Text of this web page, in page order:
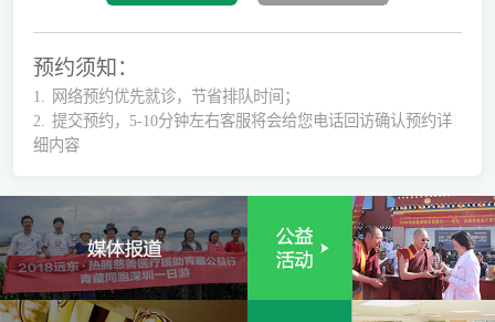
预约须知：
1.
网络预约优先就诊，节省排队时间；
2.
提交预约，5-10分钟左右客服将会给您电话回访确认预约详
细内容